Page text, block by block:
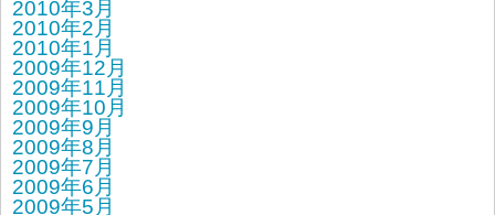
2010年3月
2010年2月
2010年1月
2009年12月
2009年11月
2009年10月
2009年9月
2009年8月
2009年7月
2009年6月
2009年5月